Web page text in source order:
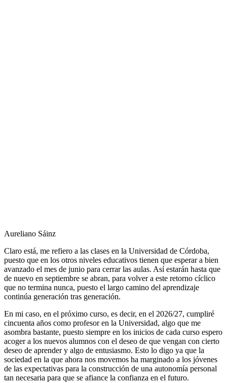
Aureliano Sáinz
Claro está, me refiero a las clases en la Universidad de Córdoba,
puesto que en los otros niveles educativos tienen que esperar a bien
avanzado el mes de junio para cerrar las aulas. Así estarán hasta que
de nuevo en septiembre se abran, para volver a este retorno cíclico
que no termina nunca, puesto el largo camino del aprendizaje
continúa generación tras generación.
En mi caso, en el próximo curso, es decir, en el 2026/27, cumpliré
cincuenta años como profesor en la Universidad, algo que me
asombra bastante, puesto siempre en los inicios de cada curso espero
acoger a los nuevos alumnos con el deseo de que vengan con cierto
deseo de aprender y algo de entusiasmo. Esto lo digo ya que la
sociedad en la que ahora nos movemos ha marginado a los jóvenes
de las expectativas para la construcción de una autonomía personal
tan necesaria para que se afiance la confianza en el futuro.